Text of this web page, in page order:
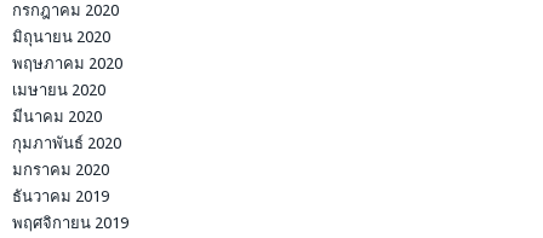
กรกฎาคม 2020
มิถุนายน 2020
พฤษภาคม 2020
เมษายน 2020
มีนาคม 2020
กุมภาพันธ์ 2020
มกราคม 2020
ธันวาคม 2019
พฤศจิกายน 2019